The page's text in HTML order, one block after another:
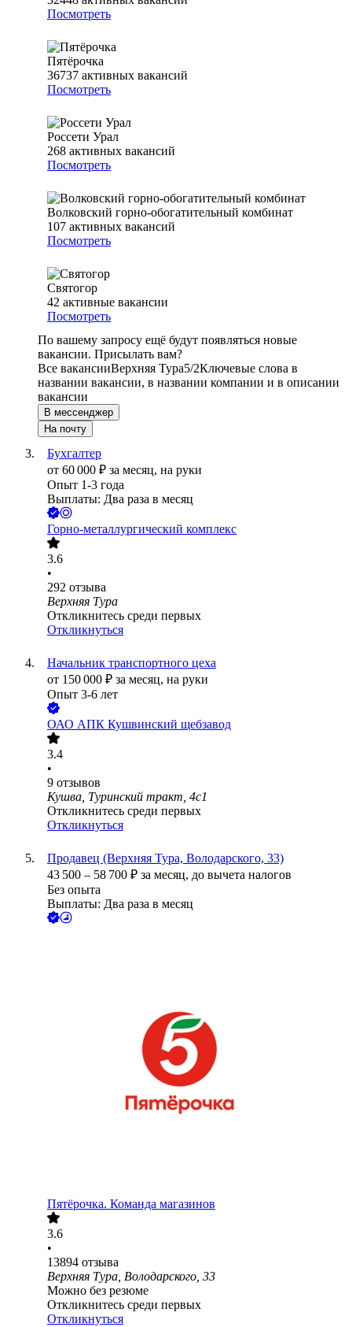
Посмотреть
Пятёрочка
36737 активных вакансий
Посмотреть
Россети Урал
268 активных вакансий
Посмотреть
Волковский горно-обогатительный комбинат
107 активных вакансий
Посмотреть
Святогор
42 активные вакансии
Посмотреть
По вашему запросу ещё будут появляться новые
вакансии. Присылать вам?
Все вакансииВерхняя Тура5/2Ключевые слова в
названии вакансии, в названии компании и в описании
вакансии
В мессенджер
На почту
Бухгалтер
от 60 000 ₽ за месяц, на руки
Опыт 1-3 года
Выплаты: Два раза в месяц
Горно-металлургический комплекс
3.6
•
292 отзыва
Верхняя Тура
Откликнитесь среди первых
Откликнуться
Начальник транспортного цеха
от 150 000 ₽ за месяц, на руки
Опыт 3-6 лет
ОАО АПК Кушвинский щебзавод
3.4
•
9 отзывов
Кушва, Туринский тракт, 4с1
Откликнитесь среди первых
Откликнуться
Продавец (Верхняя Тура, Володарского, 33)
43 500 – 58 700 ₽ за месяц, до вычета налогов
Без опыта
Выплаты: Два раза в месяц
Пятёрочка. Команда магазинов
3.6
•
13894 отзыва
Верхняя Тура, Володарского, 33
Можно без резюме
Откликнитесь среди первых
Откликнуться